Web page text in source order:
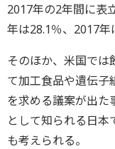
2017年の2年間に表
年は28.1％、2017年
そのほか、米国では
て加工食品や遺伝子
を求める議案が出た
として知られる日本
も考えられる。